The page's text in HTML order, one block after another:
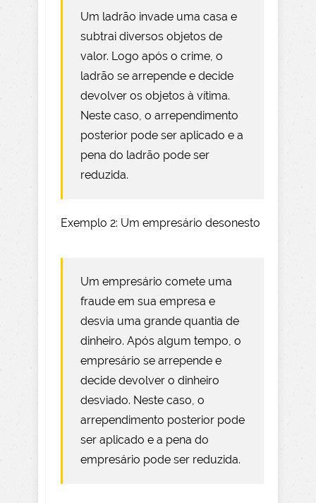
Um ladrão invade uma casa e
subtrai diversos objetos de
valor. Logo após o crime, o
ladrão se arrepende e decide
devolver os objetos à vítima.
Neste caso, o arrependimento
posterior pode ser aplicado e a
pena do ladrão pode ser
reduzida.
Exemplo 2: Um empresário desonesto
Um empresário comete uma
fraude em sua empresa e
desvia uma grande quantia de
dinheiro. Após algum tempo, o
empresário se arrepende e
decide devolver o dinheiro
desviado. Neste caso, o
arrependimento posterior pode
ser aplicado e a pena do
empresário pode ser reduzida.